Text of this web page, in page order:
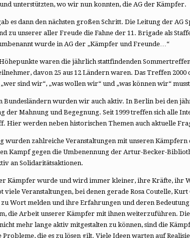
unterstützten, wo wir nun konnten, die AG der Kämpfer.
es dann den nächsten großen Schritt. Die Leitung der
zu unserer aller Freude die Fahne der 11. Brigade als
wurde in AG der „Kämpfer und Freunde…“
waren die jährlich stattfindenden
davon 25 aus 12 Ländern waren. Das Treffen
sind wir“, „was wollen wir“ und „was können wir“
Bundesländern wurden wir auch aktiv. In Berlin bei den
der Mahnung und Begegnung. Seit 1999 treffen sich alle
Hier werden neben historischen Themen auch aktuelle
wurden zahlreiche Veranstaltungen mit unseren Kämpfern
Kampf gegen die Umbenennung der Artur-Becker-
an Solidaritätsaktionen.
Kämpfer wurde und wird immer kleiner, ihre Kräfte, ihr
viele Veranstaltungen, bei denen gerade Rosa Coutelle,
zu Wort melden und ihre Erfahrungen und deren
die Arbeit unserer Kämpfer mit ihnen weiterzuführen.
nicht mehr lange aktiv mitgestalten zu können, sind die
Probleme, die es zu lösen gilt. Viele Ideen warten auf